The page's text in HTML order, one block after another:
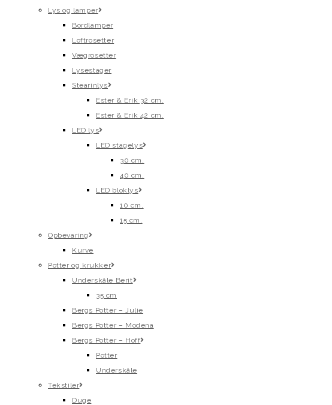
Lys og lamper
Bordlamper
Loftrosetter
Vægrosetter
Lysestager
Stearinlys
Ester & Erik 32 cm.
Ester & Erik 42 cm.
LED lys
LED stagelys
30 cm.
40 cm.
LED bloklys
10 cm.
15 cm.
Opbevaring
Kurve
Potter og krukker
Underskåle Berit
35 cm
Bergs Potter – Julie
Bergs Potter – Modena
Bergs Potter – Hoff
Potter
Underskåle
Tekstiler
Duge